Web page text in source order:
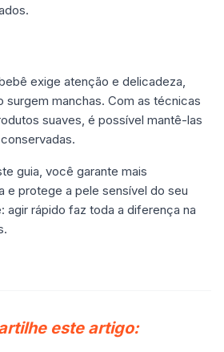
exige atenção e delicadeza,
surgem manchas. Com as técnicas
suaves, é possível mantê-las
guia, você garante mais
e protege a pele sensível do seu
agir rápido faz toda a diferença na
este artigo: